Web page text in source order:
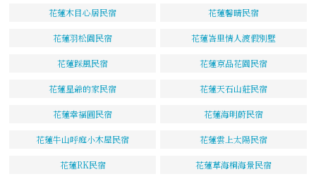
花蓮木目心居民宿 花蓮馨晴民宿
花蓮羽松園民宿 花蓮峇里情人渡假別墅
花蓮踩風民宿 花蓮京品花園民宿
花蓮星爺的家民宿 花蓮天石山莊民宿
花蓮幸福圓民宿 花蓮海明蔚民宿
花蓮牛山呼庭小木屋民宿 花蓮雲上太陽民宿
花蓮RK民宿 花蓮草海桐海景民宿